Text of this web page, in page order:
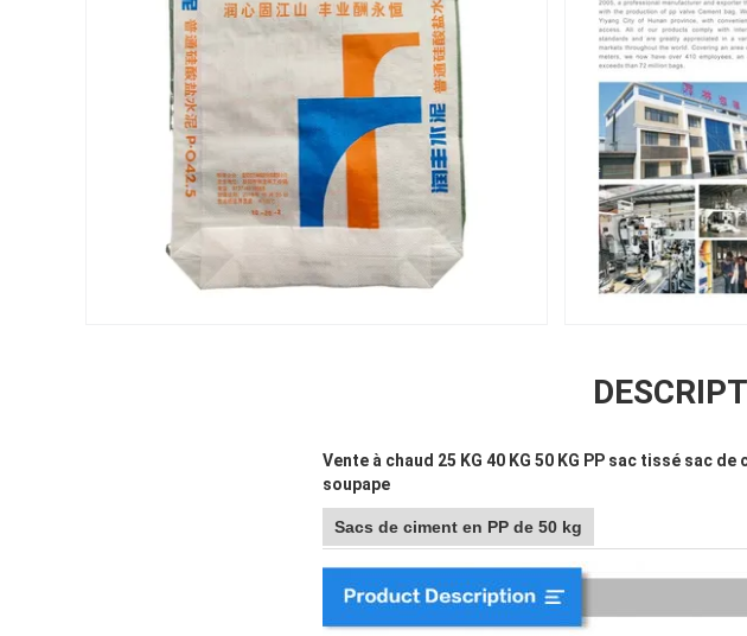
Vente à chaud 25 KG 40 KG 50 KG PP sac tissé sac
soupape
Sacs de ciment en PP de 50 kg